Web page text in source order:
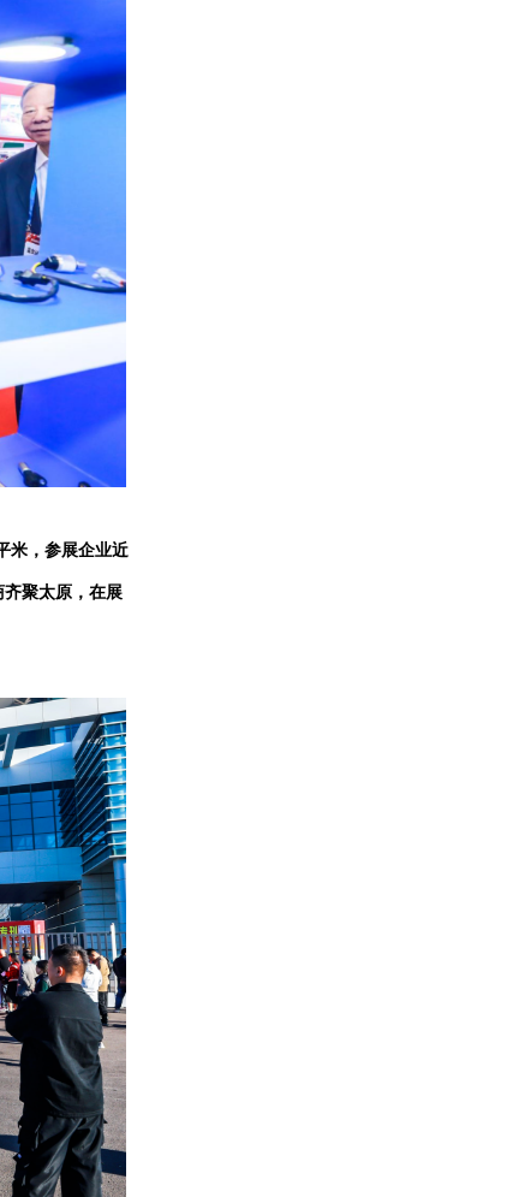
米， 参展企业近
齐聚太原，在展